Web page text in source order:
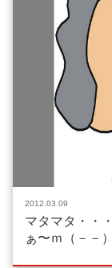
2012.03.09
マタマタ・・
ぁ〜ｍ（－－